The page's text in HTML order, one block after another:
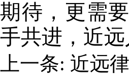
期待，更需
手共进，近
上一条: 近远